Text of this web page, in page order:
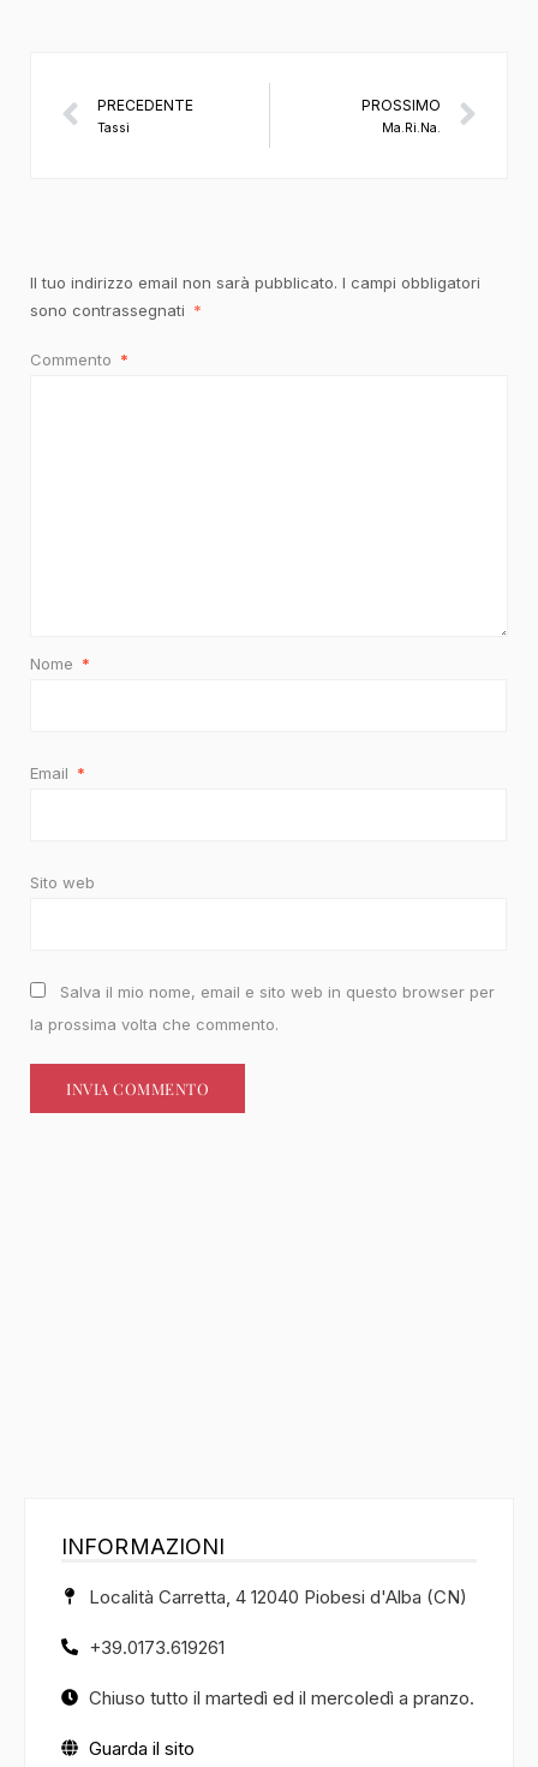
PRECEDENTE
Tassi
PROSSIMO
Ma.Ri.Na.
Il tuo indirizzo email non sarà pubblicato. I campi obbligatori
sono contrassegnati *
Commento *
Nome *
Email *
Sito web
Salva il mio nome, email e sito web in questo browser per
la prossima volta che commento.
INFORMAZIONI
Località Carretta, 4 12040 Piobesi d'Alba (CN)
+39.0173.619261
Chiuso tutto il martedì ed il mercoledì a pranzo.
Guarda il sito